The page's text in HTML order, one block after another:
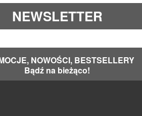
NEWSLETTER
NOWOŚCI, BESTSELLERY
Bądź na bieżąco!